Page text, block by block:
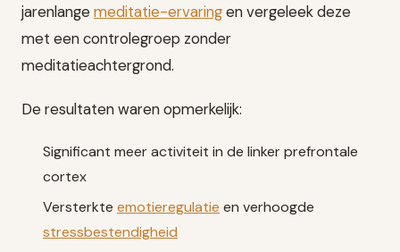
jarenlangemeditatie-ervaringen vergeleek deze
met een controlegroep zonder
meditatieachtergrond.
De resultaten waren opmerkelijk:
Significant meer activiteit in de linker prefrontale
cortex
Versterkte emotieregulatie en verhoogde
stressbestendigheid